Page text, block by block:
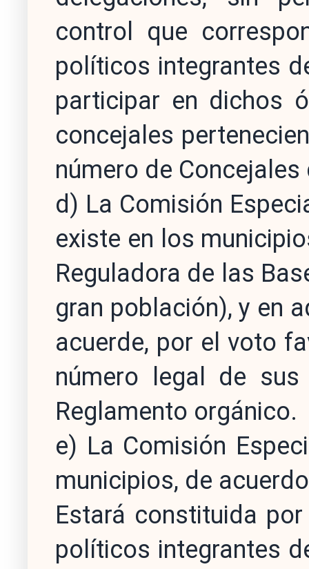
control que
políticos integrantes
participar en dichos
concejales
número de
d) La Comisión
existe en los
Reguladora de las
gran población), y en
acuerde, por el voto
número legal de
Reglamento orgánico.
e) La Comisión
municipios, de
Estará constituida
políticos integrantes